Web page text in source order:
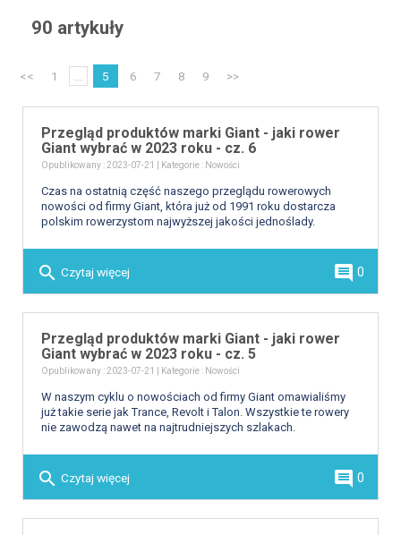
90 artykuły
<< 1 5 6 7 8 9 >>
Przegląd produktów marki Giant - jaki rower
Giant wybrać w 2023 roku - cz. 6
Opublikowany : 2023-07-21 | Kategorie : Nowości
Czas na ostatnią część naszego przeglądu rowerowych
nowości od firmy Giant, która już od 1991 roku dostarcza
polskim rowerzystom najwyższej jakości jednoślady.
search Czytaj więcej comment 0
Przegląd produktów marki Giant - jaki rower
Giant wybrać w 2023 roku - cz. 5
Opublikowany : 2023-07-21 | Kategorie : Nowości
W naszym cyklu o nowościach od firmy Giant omawialiśmy
już takie serie jak Trance, Revolt i Talon. Wszystkie te rowery
nie zawodzą nawet na najtrudniejszych szlakach.
search Czytaj więcej comment 0